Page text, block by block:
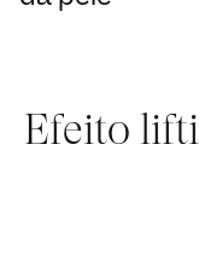
Efeito